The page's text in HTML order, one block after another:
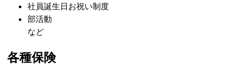
社員誕生日お祝い制度
部活動
など
各種保険